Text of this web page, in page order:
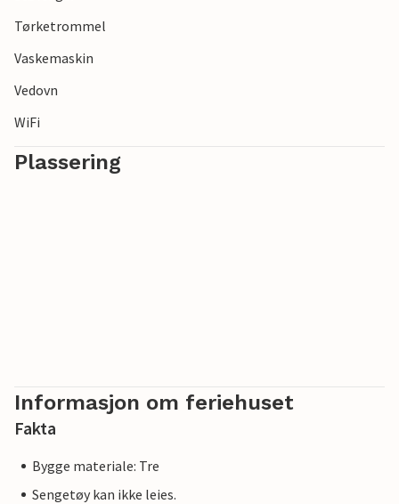
Tørketrommel
Vaskemaskin
Vedovn
WiFi
Plassering
Informasjon om feriehuset
Fakta
Bygge materiale: Tre
Sengetøy kan ikke leies.